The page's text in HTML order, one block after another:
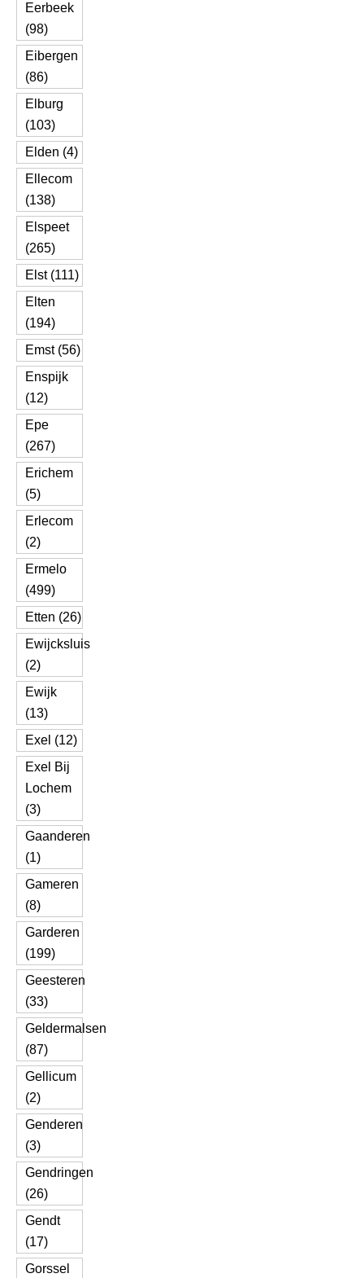
Eerbeek
(98)
Eibergen
(86)
Elburg
(103)
Elden (4)
Ellecom
(138)
Elspeet
(265)
Elst (111)
Elten
(194)
Emst (56)
Enspijk
(12)
Epe
(267)
Erichem
(5)
Erlecom
(2)
Ermelo
(499)
Etten (26)
Ewijcksluis
(2)
Ewijk
(13)
Exel (12)
Exel Bij
Lochem
(3)
Gaanderen
(1)
Gameren
(8)
Garderen
(199)
Geesteren
(33)
Geldermalsen
(87)
Gellicum
(2)
Genderen
(3)
Gendringen
(26)
Gendt
(17)
Gorssel